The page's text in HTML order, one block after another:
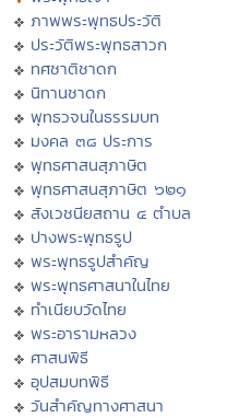
ภาพพระพุทธประวัติ
ประวัติพระพุทธสาวก
ทศชาติชาดก
นิทานชาดก
พุทธวจนในธรรมบท
มงคล ๓๘ ประการ
พุทธศาสนสุภาษิต
พุทธศาสนสุภาษิต ๖๒๑
สังเวชนียสถาน ๔ ตำบล
ปางพระพุทธรูป
พระพุทธรูปสำคัญ
พระพุทธศาสนาในไทย
ทำเนียบวัดไทย
พระอารามหลวง
ศาสนพิธี
อุปสมบทพิธี
วันสำคัญทางศาสนา